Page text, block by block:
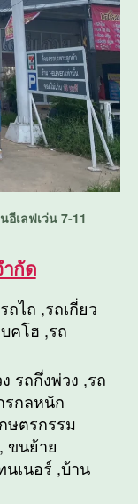
อีเลฟเว่น 7-11
กัด
ไถ ,รถเกี่ยว
คโฮ ,รถ
รถกึ่งพ่วง ,รถ
รกลหนัก
ษตรกรรม
ขนย้าย
เนอร์ ,บ้าน